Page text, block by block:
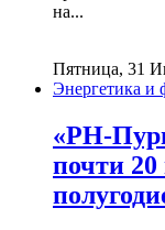
на...
Пятница, 31
Энергетика
«РН-
почти